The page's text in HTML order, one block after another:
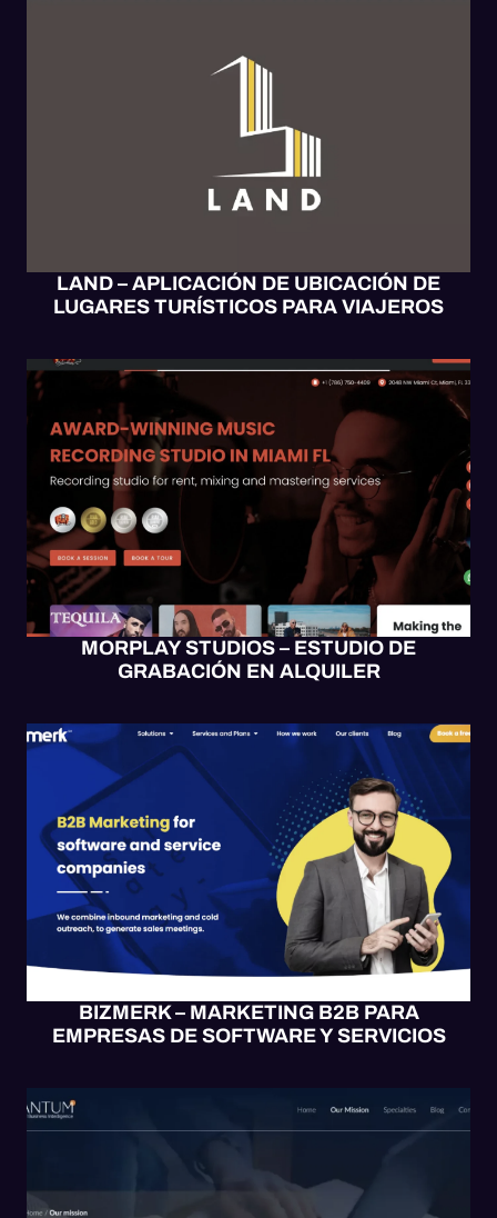
LAND – APLICACIÓN DE UBICACIÓN DE
LUGARES TURÍSTICOS PARA VIAJEROS
SITIO WEB
WEB UX/UI
WORDPRESS
MORPLAY STUDIOS – ESTUDIO DE
GRABACIÓN EN ALQUILER
BLOGS SITIO WEB
WEB UX/UI
WORDPRESS
BIZMERK – MARKETING B2B PARA
EMPRESAS DE SOFTWARE Y SERVICIOS
DESARROLLO WEB DISEÑO
SITIO WEB
WEB UX/UI
WORDPRESS